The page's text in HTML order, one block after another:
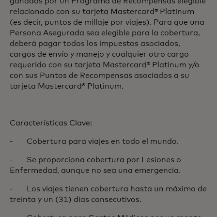
relacionado con su tarjeta Mastercard® Platinum
(es decir, puntos de millaje por viajes). Para que una
Persona Asegurada sea elegible para la cobertura,
deberá pagar todos los impuestos asociados,
cargos de envío y manejo y cualquier otro cargo
requerido con su tarjeta Mastercard® Platinum y/o
con sus Puntos de Recompensas asociados a su
tarjeta Mastercard® Platinum.
Características Clave:
- Cobertura para viajes en todo el mundo.
- Se proporciona cobertura por Lesiones o
Enfermedad, aunque no sea una emergencia.
- Los viajes tienen cobertura hasta un máximo de
treinta y un (31) días consecutivos.